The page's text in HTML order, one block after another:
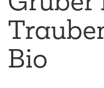
Bio